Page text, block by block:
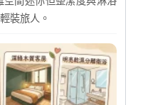
裝旅人。